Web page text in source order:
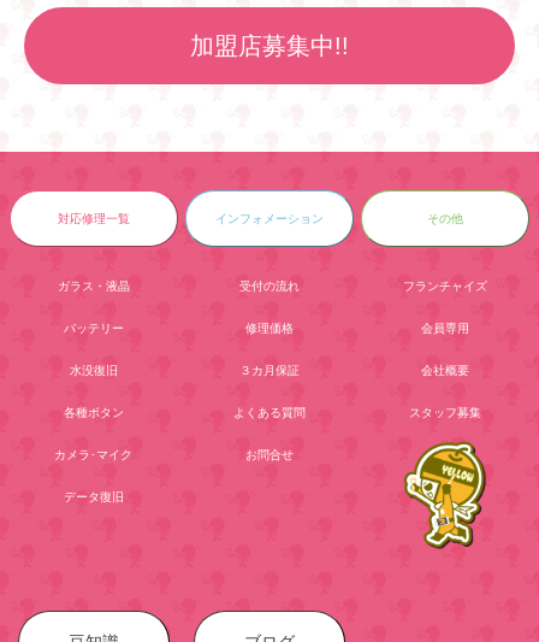
加盟店募集中!!
対応修理一覧
ガラス・液晶
バッテリー
水没復旧
各種ボタン
カメラ･マイク
データ復旧
インフォメーション
受付の流れ
修理価格
３カ月保証
よくある質問
お問合せ
その他
フランチャイズ
会員専用
会社概要
スタッフ募集